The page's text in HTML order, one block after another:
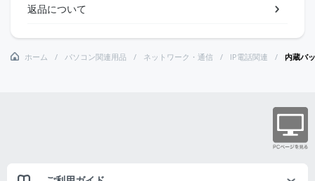
返品について
ホーム パソコン関連用品 ネットワーク・通信 IP電話関連 内蔵バ